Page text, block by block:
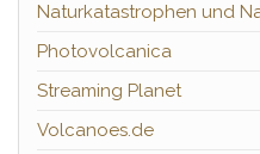
Naturkatastrophen und
Photovolcanica
Streaming Planet
Volcanoes.de